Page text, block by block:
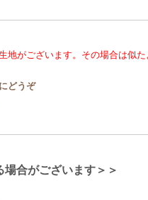
地がございます。その場合は似た
どうぞ
合がございます＞＞